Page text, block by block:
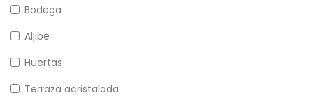
Bodega
Aljibe
Huertas
Terraza acristalada